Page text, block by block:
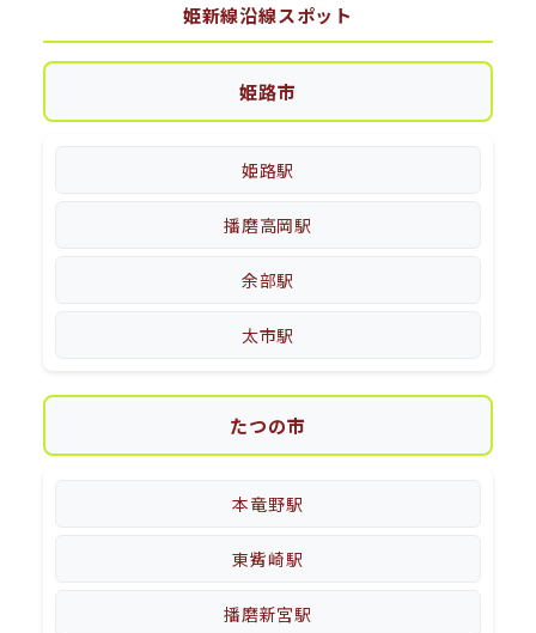
姫新線沿線スポット
姫路市
姫路駅
播磨高岡駅
余部駅
太市駅
たつの市
本竜野駅
東觜崎駅
播磨新宮駅